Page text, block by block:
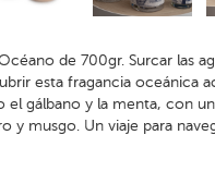
de 700gr. Surcar las
esta fragancia oceánica
el gálbano y la menta, con
y musgo. Un viaje para